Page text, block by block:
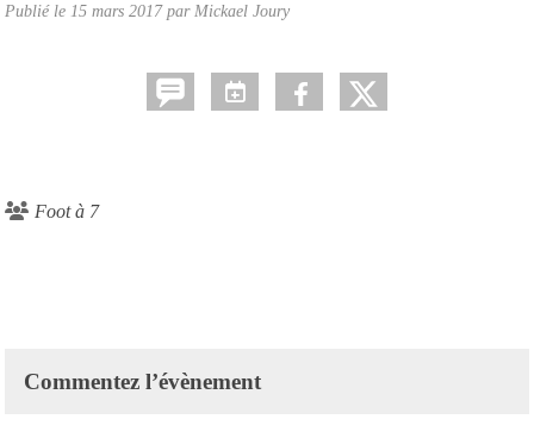
Publié le 15 mars 2017parMickael Joury
Foot à 7
Commentez l’évènement